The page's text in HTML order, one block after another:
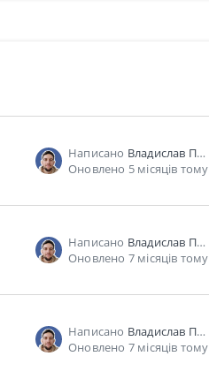
Написано Владислав Пономарь
Оновлено 5 місяців тому
Написано Владислав Пономарь
Оновлено 7 місяців тому
Написано Владислав Пономарь
Оновлено 7 місяців тому